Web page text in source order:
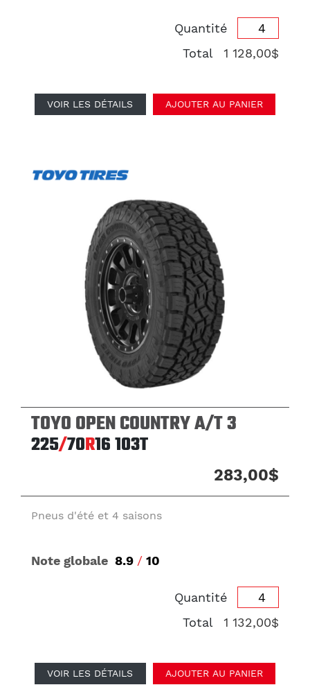
Quantité
Total
1 128,00$
VOIR LES DÉTAILS AJOUTER AU PANIER
TOYO OPEN COUNTRY A/T 3
225/70R16103T
283,00$
Pneus d'été et 4 saisons
Note globale 8.9 / 10
Quantité
Total
1 132,00$
VOIR LES DÉTAILS AJOUTER AU PANIER